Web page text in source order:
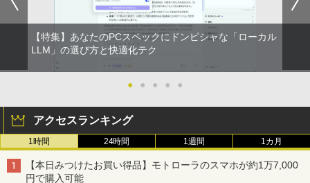
【特集】あなたのPCスペックにドンピシャな「ローカル
LLM」の選び方と快適化テク
● ● ● ● ●
アクセスランキング
1時間 24時間 1週間 1カ月
【本日みつけたお買い得品】モトローラのスマホが約1万7,000
円で購入可能